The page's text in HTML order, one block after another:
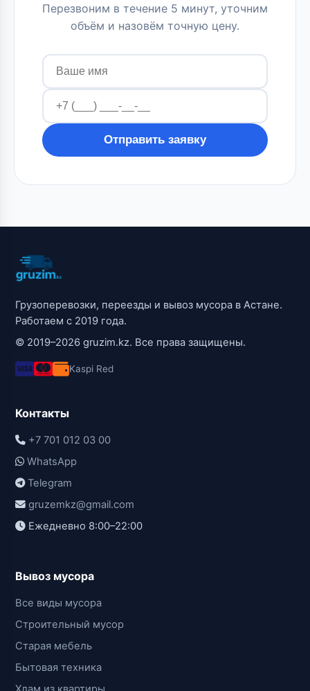
Перезвоним в течение 5 минут, уточним
объём и назовём точную цену.
Отправить заявку
Грузоперевозки, переезды и вывоз мусора в Астане.
Работаем с 2019 года.
© 2019–2026 gruzim.kz. Все права защищены.
Kaspi Red
Контакты
+7 701 012 03 00
WhatsApp
Telegram
gruzemkz@gmail.com
Ежедневно 8:00–22:00
Вывоз мусора
Все виды мусора
Строительный мусор
Старая мебель
Бытовая техника